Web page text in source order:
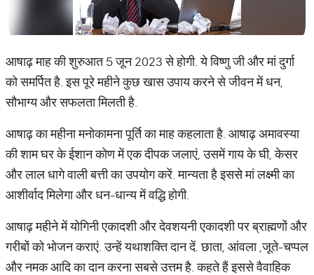
आषाढ़ माह की शुरुआत 5 जून 2023 से होगी. ये विष्णु जी और मां दुर्गा
को समर्पित है. इस पूरे महीने कुछ खास उपाय करने से जीवन में धन,
सौभाग्य और सफलता मिलती है.
आषाढ़ का महीना मनोकामना पूर्ति का माह कहलाता है. आषाढ़ अमावस्या
की शाम घर के ईशान कोण में एक दीपक जलाएं, उसमें गाय के घी, केसर
और लाल धागे वाली बत्ती का उपयोग करें. मान्यता है इससे मां लक्ष्मी का
आशीर्वाद मिलेगा और धन-धान्य में वद्धि होगी.
आषाढ़ महीने में योगिनी एकादशी और देवशयनी एकादशी पर ब्राह्मणों और
गरीबों को भोजन कराएं. उन्हें यथाशक्ति दान दें. छाता, आंवला ,जूते-चप्पल
और नमक आदि का दान करना सबसे उत्तम है. कहते हैं इससे वैवाहिक